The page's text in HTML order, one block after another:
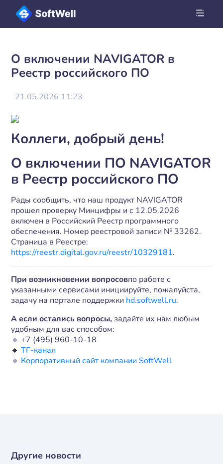
О включении NAVIGATOR в
Реестр российского ПО
21.05.2026 11:23
Коллеги, добрый день!
О включении ПО NAVIGATOR
в Реестр российского ПО
Рады сообщить, что наш продукт NAVIGATOR
прошел проверку Минцифры и с 12.05.2026
включен в Российский Реестр программного
обеспечения. Номер реестровой записи № 33262.
Страница в Реестре:
https://reestr.digital.gov.ru/reestr/10329181.
При возникновении вопросовпо работе с
указанными сервисами инициируйте, пожалуйста,
задачу на портале поддержки hd.softwell.ru.
А если остались вопросы,задайте их нам любым
удобным для вас способом:
🔸 +7 (495) 960-10-18
🔸ТГ-канал
🔸 Корпоративный сайт компании SoftWell
Другие новости